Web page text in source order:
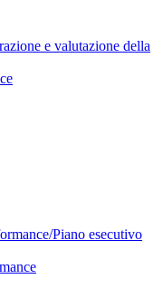
e valutazione della
Piano esecutivo